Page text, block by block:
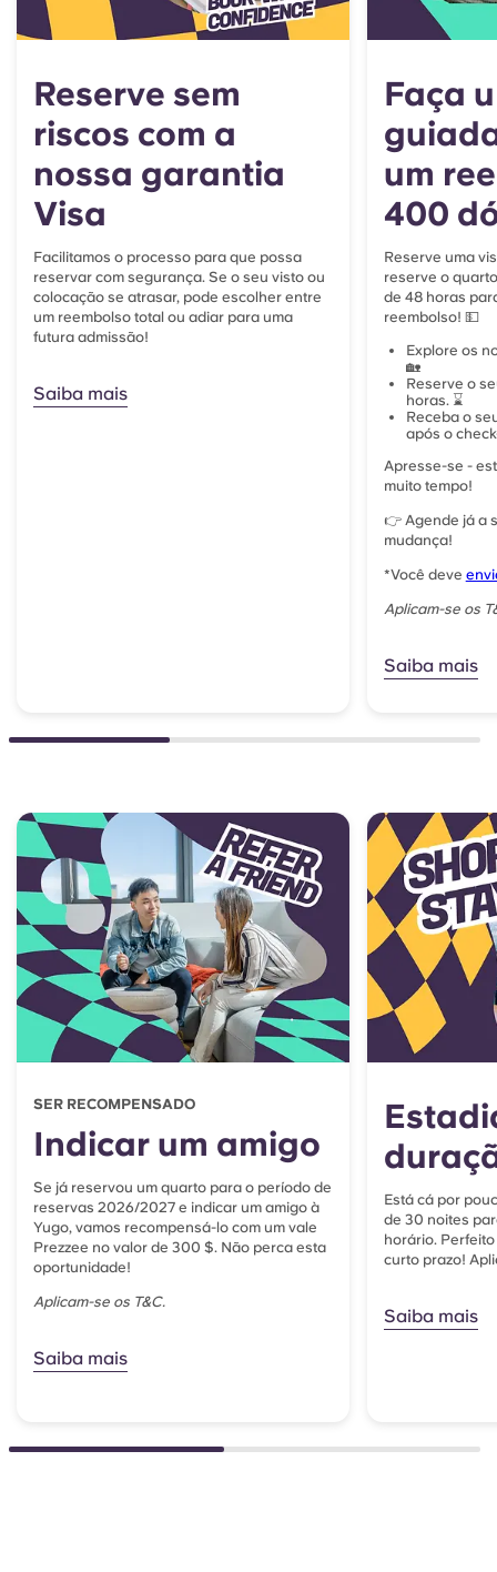
Reserve sem
riscos com a
nossa garantia
Visa
Facilitamos o processo para que possa
reservar com segurança. Se o seu visto ou
colocação se atrasar, pode escolher entre
um reembolso total ou adiar para uma
futura admissão!
Saiba mais
Faça
um
400
Reserve uma
reserve o
de 48 horas
reembolso! 💵
Explore os
🏡
Reserve o
horas. ⌛
Receba o
após o
Apresse-se -
muito tempo!
👉 Agende já a
mudança!
*Você deve
Aplicam-se os
Saiba mais
SER RECOMPENSADO
Indicar um amigo
Se já reservou um quarto para o período de
reservas 2026/2027 e indicar um amigo à
Yugo, vamos recompensá-lo com um vale
Prezzee no valor de 300 $. Não perca esta
oportunidade!
Aplicam-se os T&C.
Saiba mais
Está cá por
de 30 noites
horário.
curto prazo!
Saiba mais